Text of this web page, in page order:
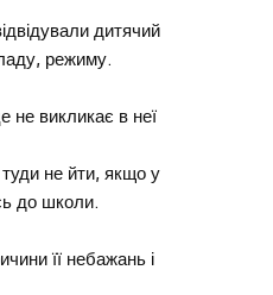
дитячий
режиму.
не викликає в неї
не йти, якщо у
до школи.
її небажань і